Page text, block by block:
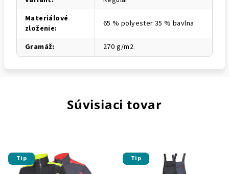
Materiálové
zloženie: 65 % polyester 35 % bavlna
Gramáž: 270 g/m2
Súvisiaci tovar
Tip Tip